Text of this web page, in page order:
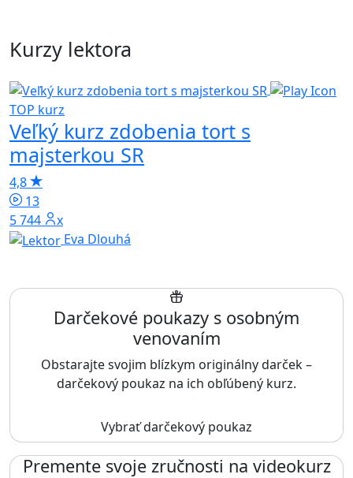
Kurzy lektora
TOP kurz
Veľký kurz zdobenia tort s
majsterkou SR
4,8
13
5 744x
Eva Dlouhá
Darčekové poukazy s osobným
venovaním
Obstarajte svojim blízkym originálny darček –
darčekový poukaz na ich obľúbený kurz.
Vybrať darčekový poukaz
Premente svoje zručnosti na videokurz